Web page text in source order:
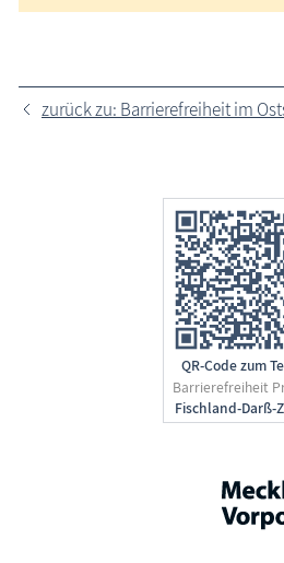
zurück zu: Barrierefreiheit im
QR-Code zum
Barrierefreiheit